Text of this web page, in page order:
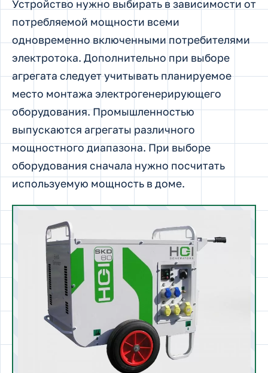
Устройство нужно выбирать в зависимости от
потребляемой мощности всеми
одновременно включенными потребителями
электротока. Дополнительно при выборе
агрегата следует учитывать планируемое
место монтажа электрогенерирующего
оборудования. Промышленностью
выпускаются агрегаты различного
мощностного диапазона. При выборе
оборудования сначала нужно посчитать
используемую мощность в доме.